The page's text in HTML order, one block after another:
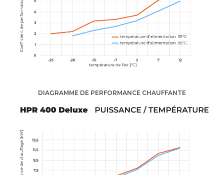
DIAGRAMME DE PERFORMANCE CHAUFFANTE